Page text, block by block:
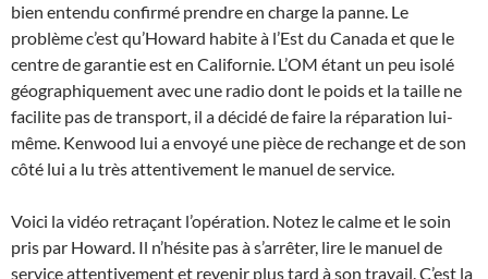
bien entendu confirmé prendre en charge la panne. Le
problème c’est qu’Howard habite à l’Est du Canada et que le
centre de garantie est en Californie. L’OM étant un peu isolé
géographiquement avec une radio dont le poids et la taille ne
facilite pas de transport, il a décidé de faire la réparation lui-
même. Kenwood lui a envoyé une pièce de rechange et de son
côté lui a lu très attentivement le manuel de service.
Voici la vidéo retraçant l’opération. Notez le calme et le soin
pris par Howard. Il n’hésite pas à s’arrêter, lire le manuel de
service attentivement et revenir plus tard à son travail. C’est la